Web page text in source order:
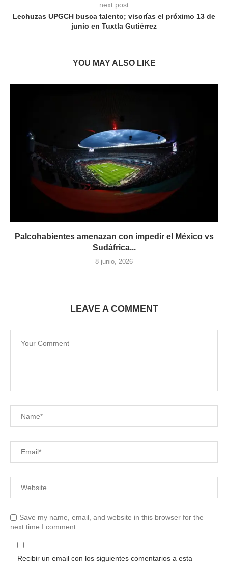
next post
Lechuzas UPGCH busca talento; visorías el próximo 13 de
junio en Tuxtla Gutiérrez
YOU MAY ALSO LIKE
Palcohabientes amenazan con impedir el México vs
Sudáfrica...
8 junio, 2026
LEAVE A COMMENT
Save my name, email, and website in this browser for the
next time I comment.
Recibir un email con los siguientes comentarios a esta